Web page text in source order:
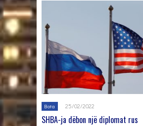
Bota 25/02/2022
SHBA-ja dëbon një diplomat rus